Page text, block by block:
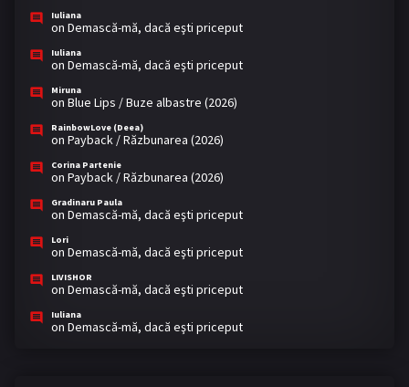
Iuliana
on Demască-mă, dacă eşti priceput
Iuliana
on Demască-mă, dacă eşti priceput
Miruna
on Blue Lips / Buze albastre (2026)
RainbowLove (Deea)
on Payback / Răzbunarea (2026)
Corina Partenie
on Payback / Răzbunarea (2026)
Gradinaru Paula
on Demască-mă, dacă eşti priceput
Lori
on Demască-mă, dacă eşti priceput
LIVISHOR
on Demască-mă, dacă eşti priceput
Iuliana
on Demască-mă, dacă eşti priceput